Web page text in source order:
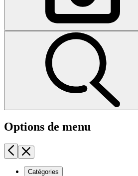
Options de menu
Catégories